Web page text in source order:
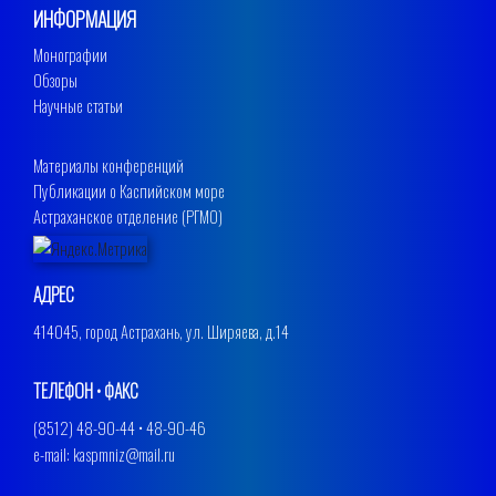
ИНФОРМАЦИЯ
Монографии
Обзоры
Научные статьи
Материалы конференций
Публикации о Каспийском море
Астраханское отделение (РГМО)
АДРЕС
414045, город Астрахань, ул. Ширяева, д.14
ТЕЛЕФОН • ФАКС
(8512) 48-90-44 • 48-90-46
e-mail: kaspmniz@mail.ru